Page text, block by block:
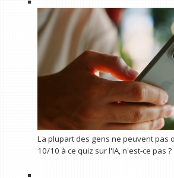
La plupart des gens ne peuvent pas
10/10 à ce quiz sur l'IA, n'est-ce pas ?